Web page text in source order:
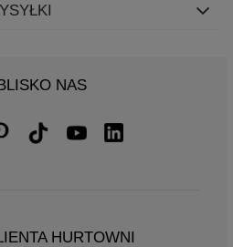
NAS
HURTOWNI